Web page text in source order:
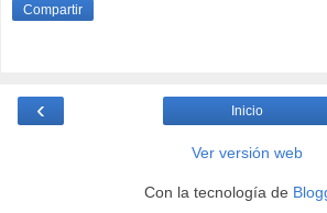
Compartir
‹ Inicio
Ver versión web
Con la tecnología de